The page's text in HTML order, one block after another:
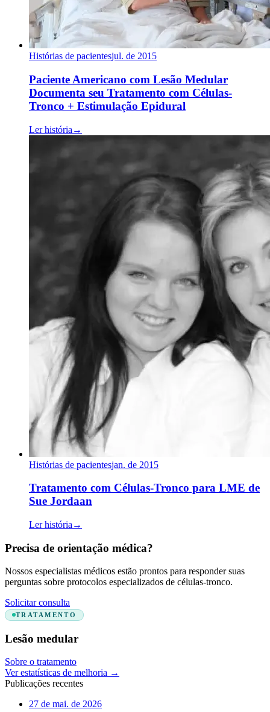
Histórias de pacientesjul. de 2015
Paciente Americano com Lesão Medular
Documenta seu Tratamento com Células-
Tronco + Estimulação Epidural
Ler história →
Histórias de pacientesjan. de 2015
Tratamento com Células-Tronco para LME de
Sue Jordaan
Ler história →
Precisa de orientação médica?
Nossos especialistas médicos estão prontos para responder suas
perguntas sobre protocolos especializados de células-tronco.
Solicitar consulta
TRATAMENTO
Lesão medular
Sobre o tratamento
Ver estatísticas de melhoria →
Publicações recentes
27 de mai. de 2026